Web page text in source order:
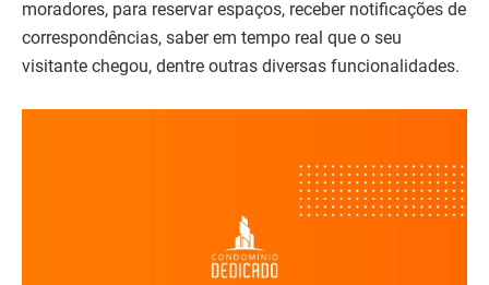
moradores, para reservar espaços, receber notificações de
correspondências, saber em tempo real que o seu
visitante chegou, dentre outras diversas funcionalidades.